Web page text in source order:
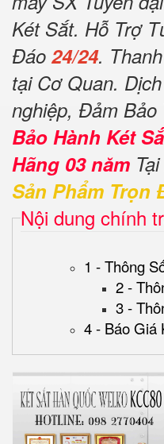
Két Sắt. Hỗ Trợ
Đáo 24/24.
tại Cơ Quan.
nghiệp, Đảm
Bảo Hành Két
Hãng 03 năm
Sản Phẩm Trọn
Nội dung chính
1 - Thông
2 -
3 -
4 - Báo Giá